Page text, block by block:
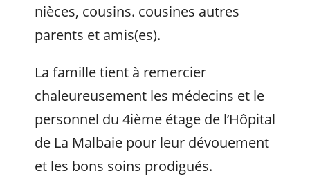
nièces, cousins. cousines autres
parents et amis(es).
La famille tient à remercier
chaleureusement les médecins et le
personnel du 4ième étage de l’Hôpital
de La Malbaie pour leur dévouement
et les bons soins prodigués.